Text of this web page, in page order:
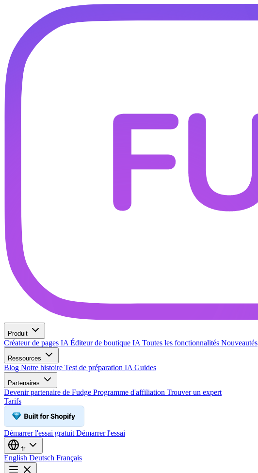
Produit
Créateur de pages IA Éditeur de boutique IA Toutes les fonctionnalités Nouveautés
Ressources
Blog Notre histoire Test de préparation IA Guides
Partenaires
Devenir partenaire de Fudge Programme d'affiliation Trouver un expert
Tarifs
Démarrer l'essai gratuit Démarrer l'essai
fr
English Deutsch Français